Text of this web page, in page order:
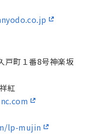
戸町１番8号神楽坂
紅
lp-mujin